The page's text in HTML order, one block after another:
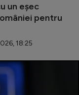
un eșec
pentru
18:25